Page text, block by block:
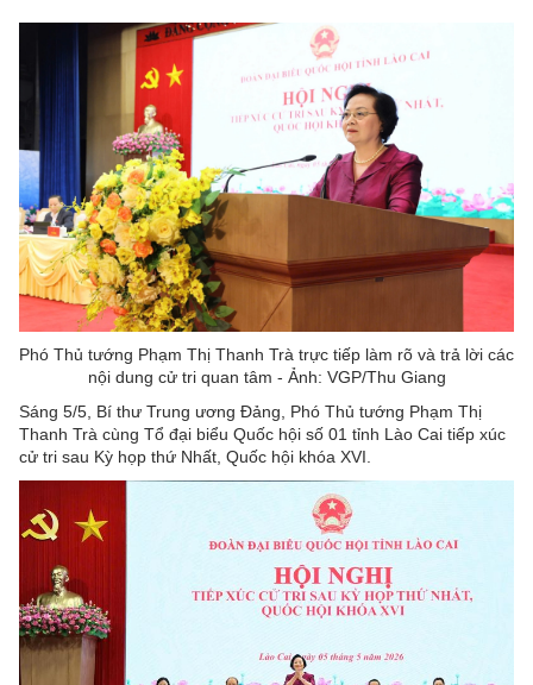
Phó Thủ tướng Phạm Thị Thanh Trà trực tiếp làm rõ và trả lời các
nội dung cử tri quan tâm - Ảnh: VGP/Thu Giang
Sáng 5/5, Bí thư Trung ương Đảng, Phó Thủ tướng Phạm Thị
Thanh Trà cùng Tổ đại biểu Quốc hội số 01 tỉnh Lào Cai tiếp xúc
cử tri sau Kỳ họp thứ Nhất, Quốc hội khóa XVI.